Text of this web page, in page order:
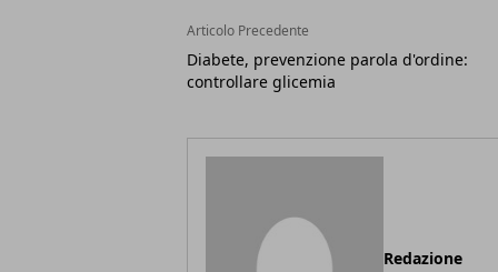
Articolo Precedente
Diabete, prevenzione parola d'ordine:
controllare glicemia
Redazione